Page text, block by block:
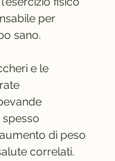
per
sano.
e le
di peso
correlati.